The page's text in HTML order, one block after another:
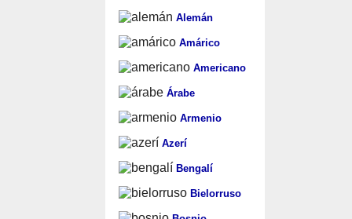
Alemán
Amárico
Americano
Árabe
Armenio
Azerí
Bengalí
Bielorruso